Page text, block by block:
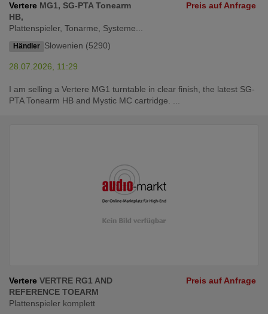
Vertere MG1, SG-PTA Tonearm
HB,
Plattenspieler, Tonarme, Systeme...
Händler Slowenien (5290)
Preis auf Anfrage
28.07.2026, 11:29
I am selling a Vertere MG1 turntable in clear finish, the latest SG-
PTA Tonearm HB and Mystic MC cartridge. ...
Vertere VERTRE RG1 AND
REFERENCE TOEARM
Plattenspieler komplett
Preis auf Anfrage